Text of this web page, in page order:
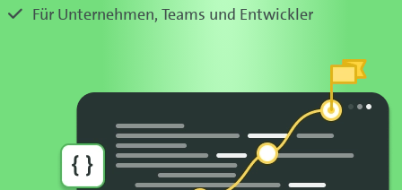
Für Unternehmen, Teams und Entwickler